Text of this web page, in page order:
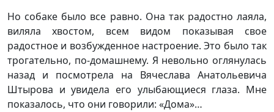
Но собаке было все равно. Она так радостно лаяла,
виляла хвостом, всем видом показывая свое
радостное и возбужденное настроение. Это было так
трогательно, по-домашнему. Я невольно оглянулась
назад и посмотрела на Вячеслава Анатольевича
Штырова и увидела его улыбающиеся глаза. Мне
показалось, что они говорили: «Дома»…